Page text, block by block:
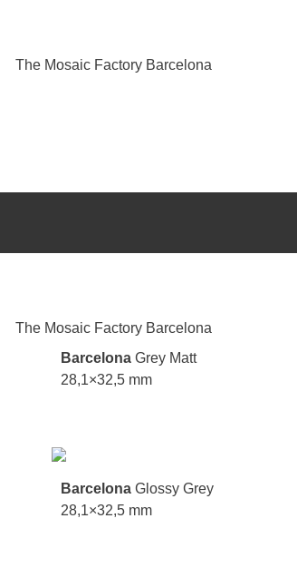
Barcelona Grey Matt
28,1×32,5 mm
Barcelona Glossy Grey
28,1×32,5 mm